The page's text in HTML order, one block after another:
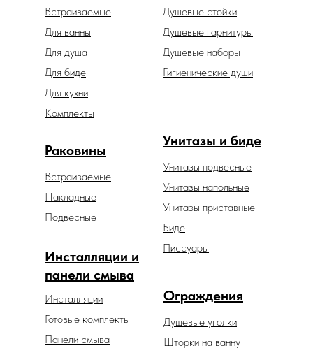
Душевые гарнитуры
Гигиенические души
Душевые наборы
Унитазы и биде
Унитазы подвесные
Унитазы напольные
Унитазы приставные
Раковины
Встраиваемые
Накладные
Подвесные
Встраиваемые
Для биде
Для ванны
Для душа
Для кухни
Ограждения
Душевые уголки
Шторки на ванну
Душевые стойки
Биде
Инсталляции и
панели смыва
Инсталляции
Готовые комплекты
Панели смыва
Комплекты
Писсуары